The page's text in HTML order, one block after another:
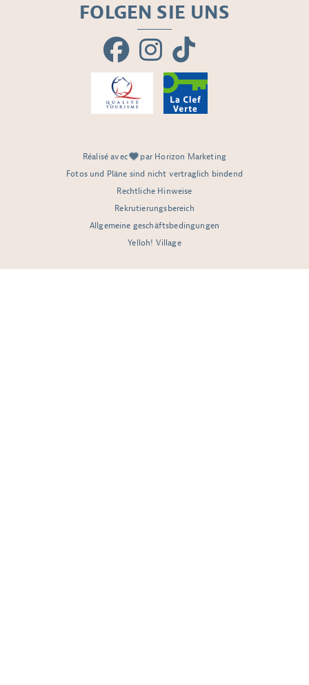
FOLGEN SIE UNS
Réalisé avec
par Horizon Marketing
Fotos und Pläne sind nicht vertraglich bindend
Rechtliche Hinweise
Rekrutierungsbereich
Allgemeine geschäftsbedingungen
Yelloh! Village